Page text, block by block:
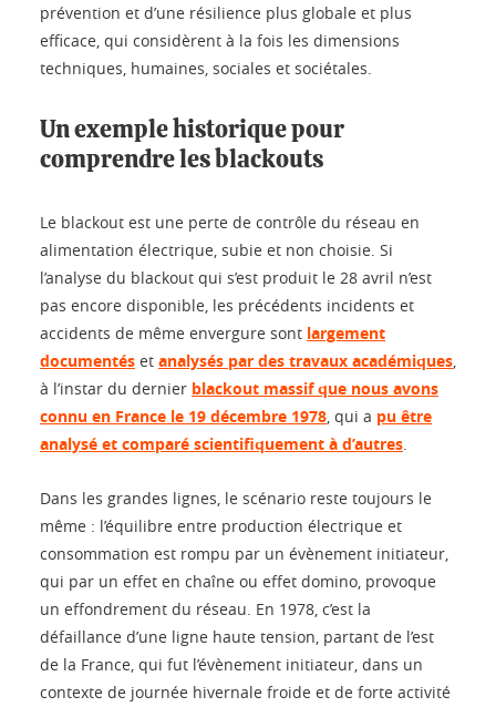
prévention et d’une résilience plus globale et plus
efficace, qui considèrent à la fois les dimensions
techniques, humaines, sociales et sociétales.
Un exemple historique pour
comprendre les blackouts
Le blackout est une perte de contrôle du réseau en
alimentation électrique, subie et non choisie. Si
l’analyse du blackout qui s’est produit le 28 avril n’est
pas encore disponible, les précédents incidents et
accidents de même envergure sont largement
documentés et analysés par des travaux académiques
à l’instar du dernier blackout massif que nous avons
connu en France le 19 décembre 1978 , qui a pu être
analysé et comparé scientifiquement à d’autres
Dans les grandes lignes, le scénario reste toujours le
même : l’équilibre entre production électrique et
consommation est rompu par un évènement initiateur,
qui par un effet en chaîne ou effet domino, provoque
un effondrement du réseau. En 1978, c’est la
défaillance d’une ligne haute tension, partant de l’est
de la France, qui fut l’évènement initiateur, dans un
contexte de journée hivernale froide et de forte activité